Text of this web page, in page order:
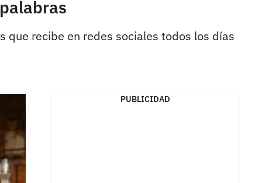
que recibe en redes sociales todos los días
PUBLICIDAD